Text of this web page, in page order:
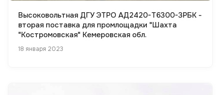
Высоковольтная ДГУ ЭТРО АД2420-Т6300-3РБК -
вторая поставка для промлощадки "Шахта
"Костромовская" Кемеровская обл.
18 января 2023